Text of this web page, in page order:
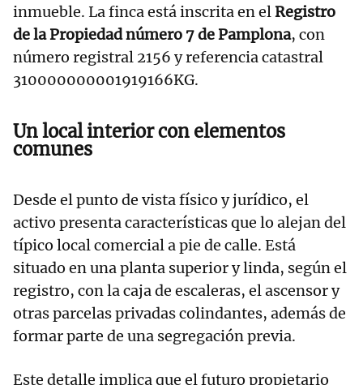
inmueble. La finca está inscrita en elRegistro
de la Propiedad número 7 de Pamplona, con
número registral 2156 y referencia catastral
310000000001919166KG.
Un local interior con elementos
comunes
Desde el punto de vista físico y jurídico, el
activo presenta características que lo alejan del
típico local comercial a pie de calle. Está
situado en una planta superior y linda, según el
registro, con la caja de escaleras, el ascensor y
otras parcelas privadas colindantes, además de
formar parte de una segregación previa.
Este detalle implica que el futuro propietario